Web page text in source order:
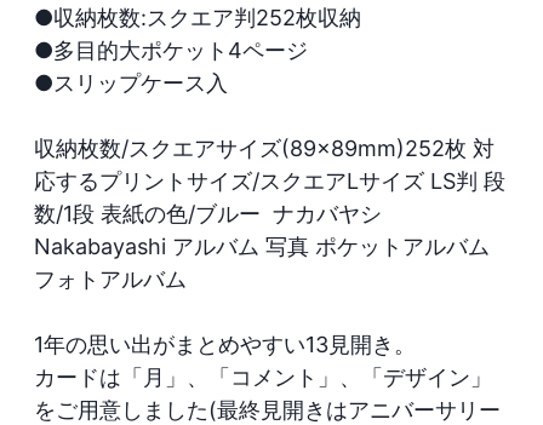
●収納枚数:スクエア判252枚収納
●多目的大ポケット4ページ
●スリップケース入
収納枚数/スクエアサイズ(89×89mm)252枚 対
応するプリントサイズ/スクエアLサイズ LS判 段
数/1段 表紙の色/ブルー  ナカバヤシ
Nakabayashi アルバム 写真 ポケットアルバム
フォトアルバム
1年の思い出がまとめやすい13見開き。
カードは「月」、「コメント」、「デザイン」
をご用意しました(最終見開きはアニバーサリー